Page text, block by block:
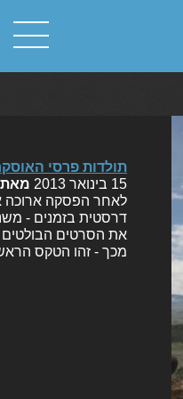
תולדות פרסי האוסקר:
15 בינואר 2013
לאחר הפסקה ארוכה
מכך - זהו הטקס